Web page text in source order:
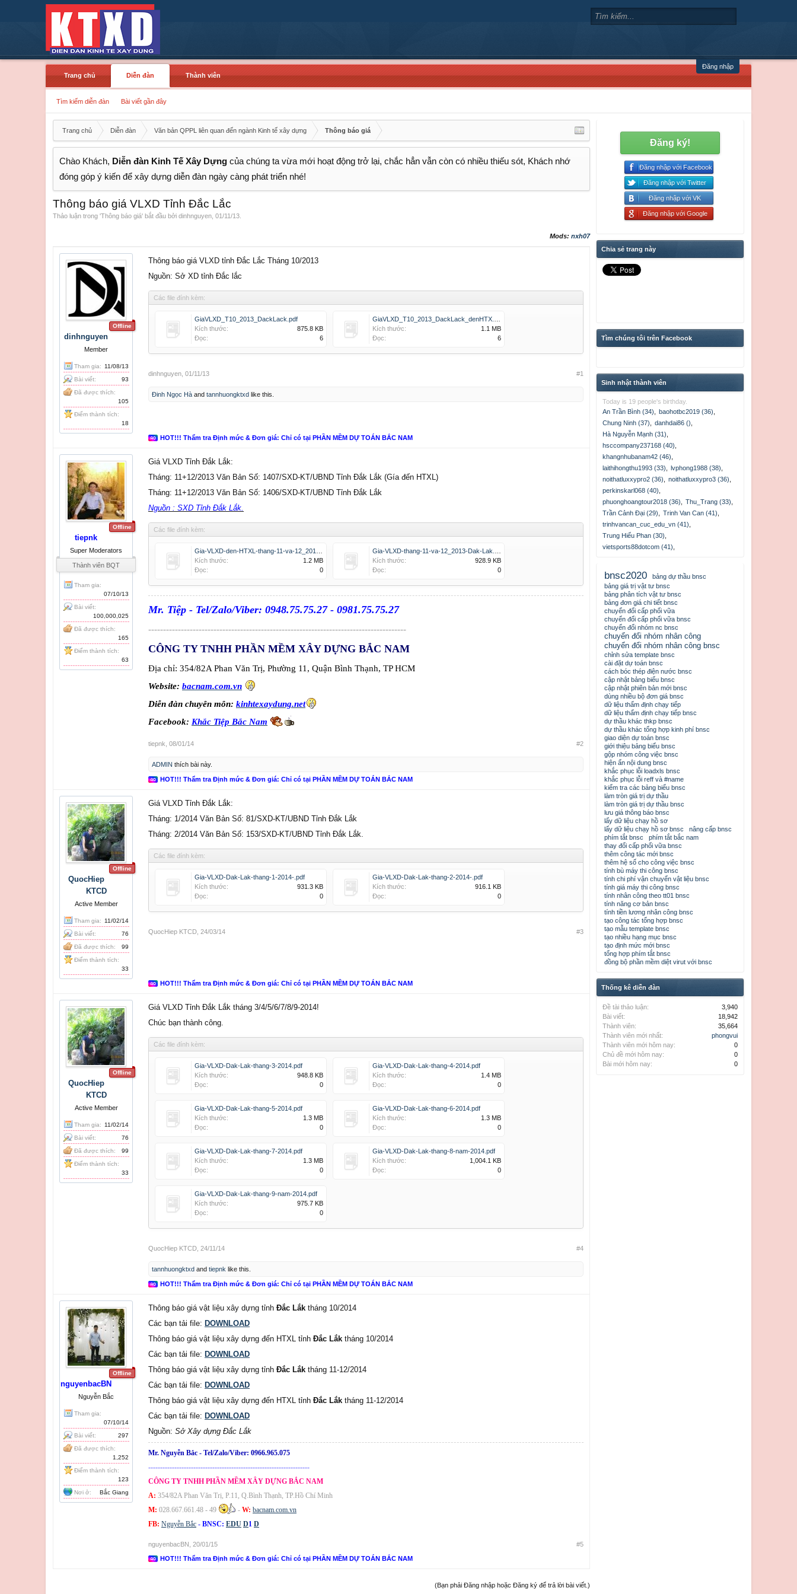
Đăng nhập
Trang chủ
Diễn đàn
Tìm kiếm diễn đàn Bài viết gần đây
Thành viên
Trang chủ Diễn đàn Văn bản QPPL liên quan đến ngành Kinh tế xây dựng Thông báo giá
Chào Khách, Diễn đàn Kinh Tế Xây Dựng của chúng ta vừa mới hoạt động trở lại, chắc hẳn vẫn còn có nhiều thiếu sót, Khách nhớ
đóng góp ý kiến để xây dựng diễn đàn ngày càng phát triển nhé!
Thông báo giá VLXD Tỉnh Đắc Lắc
Thảo luận trong 'Thông báo giá' bắt đầu bởi dinhnguyen 01/11/13
Mods: nxh07
Offline
dinhnguyen
Member
Tham gia:
11/08/13
Bài viết:
93
Đã được thích:
105
Điểm thành tích:
18
Thông báo giá VLXD tỉnh Đắc Lắc Tháng 10/2013
Nguồn: Sở XD tỉnh Đắc lắc
Các file đính kèm:
GiaVLXD_T10_2013_DackLack.pdf
Kích thước:
875.8 KB
Đọc:
6
Kích thước:
1.1 MB
Đọc:
6
dinhnguyen 01/11/13 #1
Đinh Ngọc Hà and tannhuongktxd like this.
HOT!!! Thẩm tra Định mức & Đơn giá: Chỉ có tại PHẦN MỀM DỰ TOÁN BẮC NAM
Offline
tiepnk
Super Moderators
Thành viên BQT
Tham gia:
07/10/13
Bài viết:
100,000,025
Đã được thích:
165
Điểm thành tích:
63
Giá VLXD Tỉnh Đắk Lắk:
Tháng: 11+12/2013 Văn Bản Số: 1407/SXD-KT/UBND Tỉnh Đắk Lắk (Gía đến HTXL)
Tháng: 11+12/2013 Văn Bản Số: 1406/SXD-KT/UBND Tỉnh Đắk Lắk
Nguồn : SXD Tỉnh Đắk Lắk.
Các file đính kèm:
Kích thước:
1.2 MB
Đọc:
0
Kích thước:
928.9 KB
Đọc:
0
Mr. Tiệp - Tel/Zalo/Viber: 0948.75.75.27 - 0981.75.75.27
---------------------------------------------------------------------------------------
CÔNG TY TNHH PHẦN MỀM XÂY DỰNG BẮC NAM
Địa chỉ: 354/82A Phan Văn Trị, Phường 11, Quận Bình Thạnh, TP HCM
Website: bacnam.com.vn
Diễn đàn chuyên môn: kinhtexaydung.net
Facebook: Khắc Tiệp Bắc Nam
tiepnk 08/01/14 #2
ADMIN thích bài này.
HOT!!! Thẩm tra Định mức & Đơn giá: Chỉ có tại PHẦN MỀM DỰ TOÁN BẮC NAM
Offline
QuocHiep
KTCD
Active Member
Tham gia:
11/02/14
Bài viết:
76
Đã được thích:
99
Điểm thành tích:
33
Giá VLXD Tỉnh Đắk Lắk:
Tháng: 1/2014 Văn Bản Số: 81/SXD-KT/UBND Tỉnh Đắk Lắk
Tháng: 2/2014 Văn Bản Số: 153/SXD-KT/UBND Tỉnh Đắk Lắk.
Các file đính kèm:
Gia-VLXD-Dak-Lak-thang-1-2014-.pdf
Kích thước:
931.3 KB
Đọc:
0
Gia-VLXD-Dak-Lak-thang-2-2014-.pdf
Kích thước:
916.1 KB
Đọc:
0
QuocHiep KTCD 24/03/14 #3
HOT!!! Thẩm tra Định mức & Đơn giá: Chỉ có tại PHẦN MỀM DỰ TOÁN BẮC NAM
Offline
QuocHiep
KTCD
Active Member
Tham gia:
11/02/14
Bài viết:
76
Đã được thích:
99
Điểm thành tích:
33
Giá VLXD Tỉnh Đắk Lắk tháng 3/4/5/6/7/8/9-2014!
Chúc bạn thành công.
Các file đính kèm:
Gia-VLXD-Dak-Lak-thang-3-2014.pdf
Kích thước:
948.8 KB
Đọc:
0
Gia-VLXD-Dak-Lak-thang-4-2014.pdf
Kích thước:
1.4 MB
Đọc:
0
Gia-VLXD-Dak-Lak-thang-5-2014.pdf
Kích thước:
1.3 MB
Đọc:
0
Gia-VLXD-Dak-Lak-thang-6-2014.pdf
Kích thước:
1.3 MB
Đọc:
0
Gia-VLXD-Dak-Lak-thang-7-2014.pdf
Kích thước:
1.3 MB
Đọc:
0
Gia-VLXD-Dak-Lak-thang-8-nam-2014.pdf
Kích thước:
1,004.1 KB
Đọc:
0
Gia-VLXD-Dak-Lak-thang-9-nam-2014.pdf
Kích thước:
975.7 KB
Đọc:
0
QuocHiep KTCD 24/11/14 #4
tannhuongktxd and tiepnk like this.
HOT!!! Thẩm tra Định mức & Đơn giá: Chỉ có tại PHẦN MỀM DỰ TOÁN BẮC NAM
Offline
nguyenbacBN
Nguyễn Bắc
Tham gia:
07/10/14
Bài viết:
297
Đã được thích:
1,252
Điểm thành tích:
123
Nơi ở:
Bắc Giang
Thông báo giá vật liệu xây dựng tỉnh Đắc Lắk tháng 10/2014
Các bạn tải file: DOWNLOAD
Thông báo giá vật liệu xây dựng đến HTXL tỉnh Đắc Lắk tháng 10/2014
Các bạn tải file: DOWNLOAD
Thông báo giá vật liệu xây dựng tỉnh Đắc Lắk tháng 11-12/2014
Các bạn tải file: DOWNLOAD
Thông báo giá vật liệu xây dựng đến HTXL tỉnh Đắc Lắk tháng 11-12/2014
Các bạn tải file: DOWNLOAD
Nguồn: Sở Xây dựng Đắc Lắk
Mr. Nguyễn Bắc - Tel/Zalo/Viber: 0966.965.075
--------------------------------------------------------------------
CÔNG TY TNHH PHẦN MỀM XÂY DỰNG BẮC NAM
A: 354/82A Phan Văn Trị, P.11, Q.Bình Thạnh, TP.Hồ Chí Minh
M: 028.667.661.48 - 49 - W: bacnam.com.vn
FB: Nguyễn Bắc - BNSC: EDU D1 D
nguyenbacBN 20/01/15
#5
HOT!!! Thẩm tra Định mức & Đơn giá: Chỉ có tại PHẦN MỀM DỰ TOÁN BẮC NAM
(Bạn phải Đăng nhập hoặc Đăng ký để trả lời bài viết.)
Đăng ký!
Đăng nhập với Facebook
Đăng nhập với Twitter
Đăng nhập với VK
Đăng nhập với Google
Chia sẻ trang này
Tìm chúng tôi trên Facebook
Sinh nhật thành viên
Today is 19 people's birthday.
An Trần Bình (34)
baohotbc2019 (36)
Chung Ninh (37)
danhdai86 ()
Hà Nguyễn Mạnh (31)
hsccompany237168 (40)
khangnhubanam42 (46)
laithihongthu1993 (33)
lvphong1988 (38)
noithatluxxypro2 (36)
noithatluxxypro3 (36)
perkinskarl068 (40)
phuonghoangtour2018 (36)
Thu_Trang (33)
Trần Cảnh Đại (29)
Trinh Van Can (41)
trinhvancan_cuc_edu_vn (41)
Trung Hiếu Phan (30)
vietsports88dotcom (41)
bnsc2020
bảng dự thầu bnsc
bảng giá trị vật tư bnsc
bảng phân tích vật tư bnsc
bảng đơn giá chi tiết bnsc
chuyển đổi cấp phối vữa
chuyển đổi cấp phối vữa bnsc
chuyển đổi nhóm nc bnsc
chuyển đổi nhóm nhân công
chuyển đổi nhóm nhân công bnsc
chỉnh sửa template bnsc
cài đặt dự toán bnsc
cách bóc thép điện nước bnsc
cập nhật bảng biểu bnsc
cập nhật phiên bản mới bnsc
dùng nhiều bộ đơn giá bnsc
dữ liệu thẩm định chạy tiếp
dữ liệu thẩm định chạy tiếp bnsc
dự thầu khác thkp bnsc
dự thầu khác tổng hợp kinh phí bnsc
giao diện dự toán bnsc
giới thiệu bảng biểu bnsc
gộp nhóm công việc bnsc
hiện ẩn nội dung bnsc
khắc phục lỗi loadxls bnsc
khắc phục lỗi reff và #name
kiểm tra các bảng biểu bnsc
làm tròn giá trị dự thầu
làm tròn giá trị dự thầu bnsc
lưu giá thông báo bnsc
lấy dữ liệu chạy hồ sơ
lấy dữ liệu chạy hồ sơ bnsc
nâng cấp bnsc
phím tắt bnsc
phím tắt bắc nam
thay đổi cấp phối vữa bnsc
thêm công tác mới bnsc
thêm hệ số cho công việc bnsc
tính bù máy thi công bnsc
tính chi phí vận chuyển vật liệu bnsc
tính giá máy thi công bnsc
tính nhân công theo tt01 bnsc
tính năng cơ bản bnsc
tính tiền lương nhân công bnsc
tạo công tác tổng hợp bnsc
tạo mẫu template bnsc
tạo nhiều hạng mục bnsc
tạo định mức mới bnsc
tổng hợp phím tắt bnsc
đồng bộ phần mềm diệt virut với bnsc
Thống kê diễn đàn
Đề tài thảo luận:
3,940
Bài viết:
18,942
Thành viên:
35,664
Thành viên mới nhất:
phongvui
Thành viên mới hôm nay:
0
Chủ đề mới hôm nay:
0
Bài mới hôm nay:
0